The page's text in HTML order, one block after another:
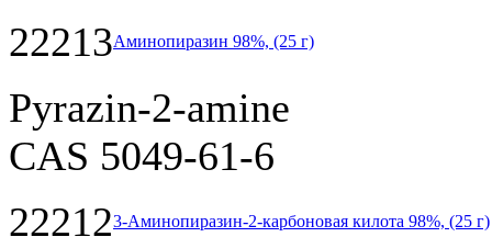
22213Аминопиразин 98%, (25 г)
Pyrazin-2-amine
CAS 5049-61-6
222123-Аминопиразин-2-карбоновая килота 98%, (25 г)